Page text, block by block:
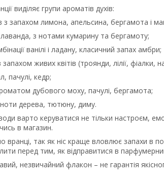
виділяє групи ароматів духів:
з запахом лимона, апельсина, бергамота і
з нотами кумарину та бергамоту;
ванілі і ладану, класичний запах амбри;
живих квітів (троянди, лілії, фіалки,
пачулі, кедр;
дубового моху, пачулі, бергамота;
ноти дерева, тютюну, диму.
варто керуватися не тільки настроєм,
в магазин.
вранці, так як ніс краще вловлює запахи в
перед тим, як відправитися в
незвичайний флакон – не гарантія